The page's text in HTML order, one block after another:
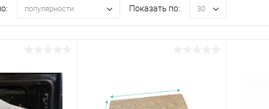
популярности Показать по: 30